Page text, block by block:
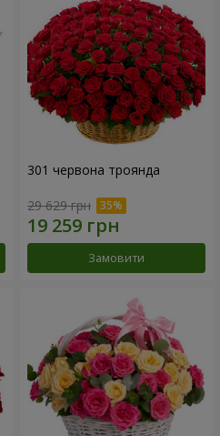
301 червона троянда
29 629 грн
Замовити